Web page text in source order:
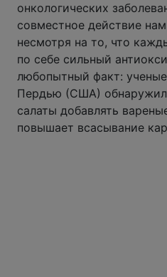
онкологических
совместное действие
несмотря на то, что
по себе сильный
любопытный факт:
Пердью (США)
салаты добавлять
повышает всасывание